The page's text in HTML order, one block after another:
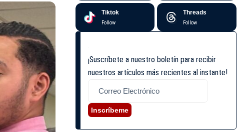
Tiktok
Follow
Threads
Follow
¡Suscríbete a nuestro boletín para recibir
nuestros artículos más recientes al instante!
Inscríbeme